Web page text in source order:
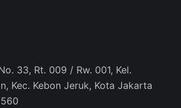
33, Rt. 009 / Rw. 001, Kel.
Kec. Kebon Jeruk, Kota Jakarta